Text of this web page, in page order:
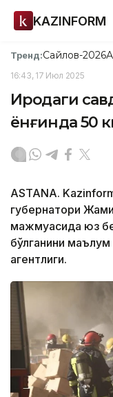
KAZINFORM
Тренд:Сайлов-2026
16:43, 17 Июл 2025
Ироқдаги
ёнғинда 50
ASTANA.
губернатори
мажмуасида юз
бўлганини
агентлиги.